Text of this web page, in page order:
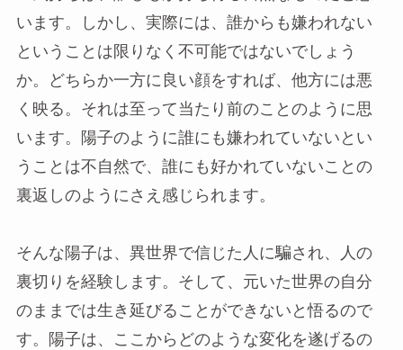
います。しかし、実際には、誰からも嫌われない
ということは限りなく不可能ではないでしょう
か。どちらか一方に良い顔をすれば、他方には悪
く映る。それは至って当たり前のことのように思
います。陽子のように誰にも嫌われていないとい
うことは不自然で、誰にも好かれていないことの
裏返しのようにさえ感じられます。
そんな陽子は、異世界で信じた人に騙され、人の
裏切りを経験します。そして、元いた世界の自分
のままでは生き延びることができないと悟るので
す。陽子は、ここからどのような変化を遂げるの